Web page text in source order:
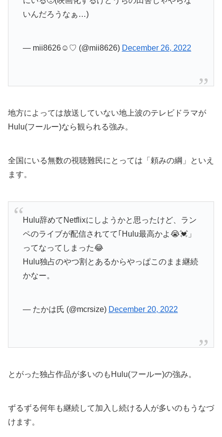
いんだろうなぁ…)
— mii8626☺︎♡ (@mii8626) December 26, 2022
地方によっては放送していない地上波のテレビドラマが
Hulu(フールー)なら観られる強み。
全国にいる無数の視聴難民にとっては「頼みの綱」といえ
ます。
Hulu辞めてNetflixにしようかと思ったけど、ラン
ペのライブが配信されてて｢Hulu最高かよ😭💓」
ってなってしまった😂
Hulu独占のやつ割とあるからやっぱこのまま継続
かなー。
— たかは氏 (@mcrsize) December 20, 2022
とがった独占作品が多いのもHulu(フールー)の強み。
ずるずる何年も継続して加入し続ける人が多いのもうなづ
けます。